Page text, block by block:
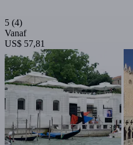
5 (4)
Vanaf
US$ 57,81